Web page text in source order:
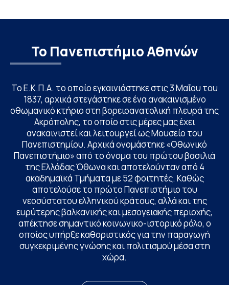
Το Πανεπιστήμιο Αθηνών
Το Ε.Κ.Π.Α. το οποίο εγκαινιάστηκε στις 3 Μαΐου του
1837, αρχικά στεγάστηκε σε ένα ανακαινισμένο
οθωμανικό κτήριο στη βορειοανατολική πλευρά της
Ακρόπολης, το οποίο στις μέρες μας έχει
ανακαινιστεί και λειτουργεί ως Μουσείο του
Πανεπιστημίου. Αρχικά ονομάστηκε «Οθωνικό
Πανεπιστήμιο» από το όνομα του πρώτου βασιλιά
της Ελλάδας Όθωνα και αποτελούνταν από 4
ακαδημαϊκά Τμήματα με 52 φοιτητές. Καθώς
αποτελούσε το πρώτο Πανεπιστήμιο του
νεοσύστατου ελληνικού κράτους, αλλά και της
ευρύτερης βαλκανικής και μεσογειακής περιοχής,
απέκτησε σημαντικό κοινωνικο-ιστορικό ρόλο, ο
οποίος υπήρξε καθοριστικός για την παραγωγή
συγκεκριμένης γνώσης και πολιτισμού μέσα στη
χώρα.